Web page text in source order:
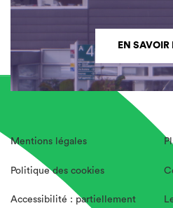
EN SAVOIR
Mentions légales
Politique des cookies
Accessibilité : partiellement